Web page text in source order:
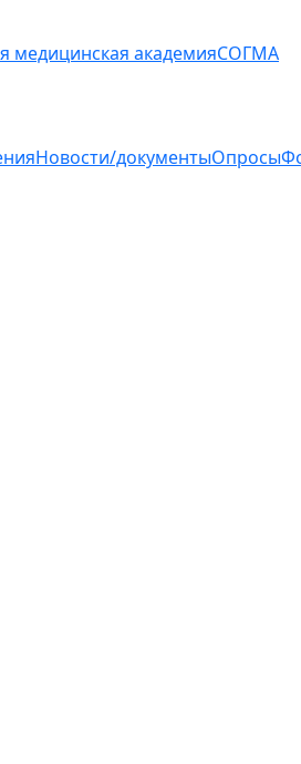
медицинская академияСОГМА
Новости/документыОпросы